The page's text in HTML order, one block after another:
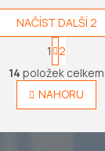
O
v
l
á
NAČÍST DALŠÍ 2
S
t
r
á
n
k
v
1 2
14 položek celkem
NAHORU